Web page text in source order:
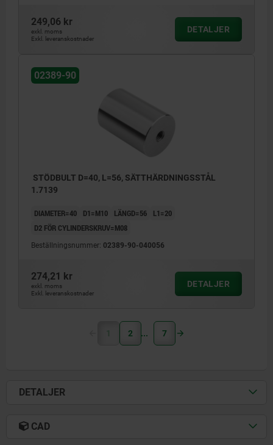
249,06 kr
exkl. moms
Exkl. leveranskostnader
DETALJER
02389-90
STÖDBULT D=40, L=56, SÄTTHÄRDNINGSSTÅL
1.7139
DIAMETER=40 D1=M10 LÄNGD=56
L1=20
D2 FÖR CYLINDERSKRUV=M08
Beställningsnummer: 02389-90-040056
274,21 kr
exkl. moms
Exkl. leveranskostnader
DETALJER
1 2 7
DETALJER
CAD